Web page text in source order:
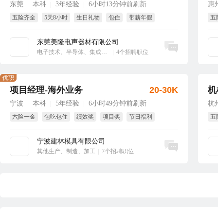
东莞 本科 3年经验 6小时13分钟前刷新
五险齐全 5天8小时 生日礼物 包住 带薪年假
东莞美隆电声器材有限公司
电子技术、半导体、集成电路 4个招聘职位
立即沟通
惠
五
项目经理-海外业务
宁波 本科 5年经验 6小时49分钟前刷新
六险一金 包吃包住 绩效奖 项目奖
节日福利
宁波建林模具有限公司
其他生产、制造、加工 7个招聘职位
优职
20-30K
立即沟通
杭
五